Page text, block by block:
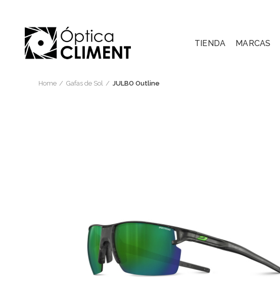
TIENDA MARCAS
Home Gafas de Sol JULBO Outline